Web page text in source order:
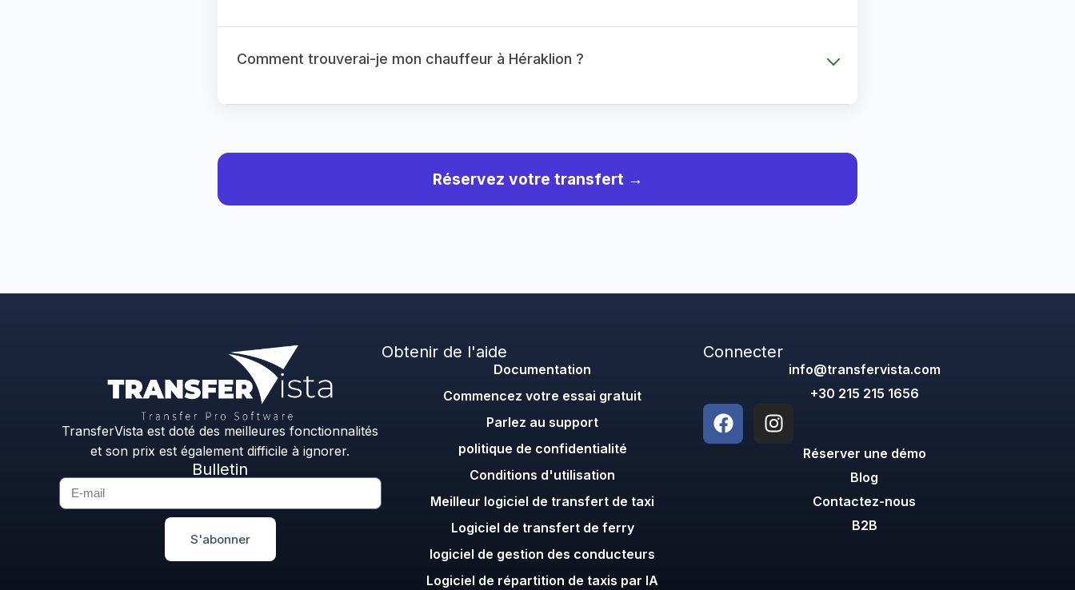
Comment trouverai-je mon chauffeur à Héraklion ?
Réservez votre transfert →
TransferVista est doté des meilleures fonctionnalités
et son prix est également difficile à ignorer.
Bulletin
S'abonner
Obtenir de l'aide
Documentation
Commencez votre essai gratuit
Parlez au support
politique de confidentialité
Conditions d'utilisation
Meilleur logiciel de transfert de taxi
Logiciel de transfert de ferry
logiciel de gestion des conducteurs
Logiciel de répartition de taxis par IA
Connecter
info@transfervista.com
+30 215 215 1656
Réserver une démo
Blog
Contactez-nous
B2B